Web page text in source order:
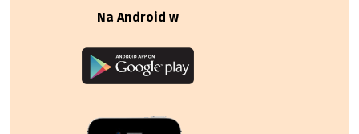
Na Android w